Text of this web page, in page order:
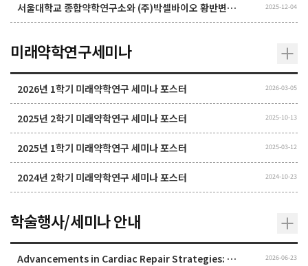
서울대학교 종합약학연구소와 (주)박셀바이오 황반변성 치료 플랫폼 공동 연구 2025-12-04
미래약학연구세미나
2026년 1학기 미래약학연구 세미나 포스터 2026-03-05
2025년 2학기 미래약학연구 세미나 포스터 2025-10-13
2025년 1학기 미래약학연구 세미나 포스터 2025-03-12
2024년 2학기 미래약학연구 세미나 포스터 2024-10-23
학술행사/세미나 안내
Advancements in Cardiac Repair Strategies: Uncovering Macrophage–Cardiomyocyte Crosstalk and the Therapeutic Potential of Noble Gas Microbubbles 2026-06-23